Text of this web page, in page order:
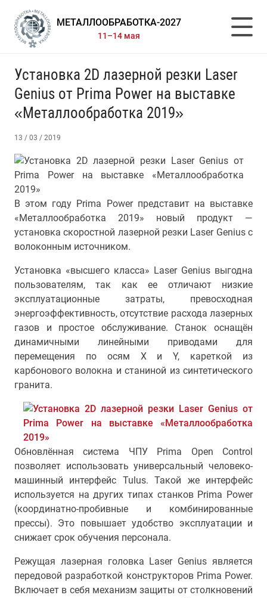
МЕТАЛЛООБРАБОТКА-2027
11–14 мая
Установка 2D лазерной резки Laser
Genius от Prima Power на выставке
«Металлообработка 2019»
13 / 03 / 2019
В этом году Prima Power представит на выставке
«Металлообработка 2019» новый продукт —
установка скоростной лазерной резки Laser Genius с
волоконным источником.
Установка «высшего класса» Laser Genius выгодна
пользователям, так как ее отличают низкие
эксплуатационные затраты, превосходная
энергоэффективность, отсутствие расхода лазерных
газов и простое обслуживание. Станок оснащён
динамичными линейными приводами для
перемещения по осям X и Y, кареткой из
карбонового волокна и станиной из синтетического
гранита.
Обновлённая система ЧПУ Prima Open Control
позволяет использовать универсальный человеко-
машинный интерфейс Tulus. Такой же интерфейс
используется на других типах станков Prima Power
(координатно-пробивные и комбинированные
прессы). Это повышает удобство эксплуатации и
снижает срок обучения персонала.
Режущая лазерная головка Laser Genius является
передовой разработкой конструкторов Prima Power.
Включает в себя механизм защиты от столкновений